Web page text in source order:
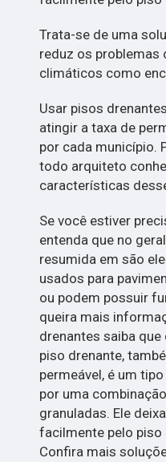
Trata-se de uma
reduz os problemas
climáticos como
Usar pisos
atingir a taxa de
por cada município.
todo arquiteto
características
Se você estiver
entenda que no
resumida em são
usados para
ou podem possuir
queira mais
drenantes saiba
piso drenante,
permeável, é um
por uma
granuladas. Ele
facilmente pelo piso
Confira mais